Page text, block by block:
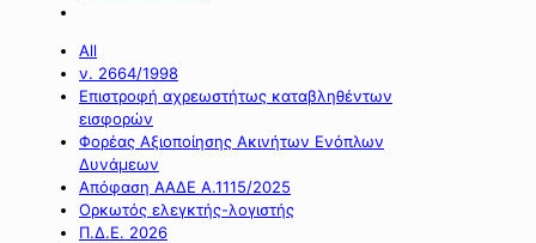
All
ν. 2664/1998
Επιστροφή αχρεωστήτως καταβληθέντων
εισφορών
Φορέας Αξιοποίησης Ακινήτων Ενόπλων
Δυνάμεων
Απόφαση ΑΑΔΕ Α.1115/2025
Ορκωτός ελεγκτής-λογιστής
Π.Δ.Ε. 2026